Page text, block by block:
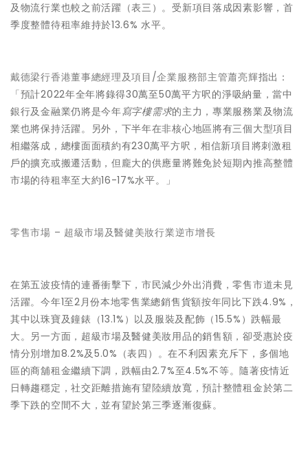
及物流行業也較之前活躍（表三）。受新項目落成因素影響，首
季度整體待租率維持於13.6% 水平。
戴德梁行香港董事總經理及項目/企業服務部主管蕭亮輝指出：
「預計2022年全年將錄得30萬至50萬平方呎的淨吸納量，當中
銀行及金融業仍將是今年寫字樓需求的主力，專業服務業及物流
業也將保持活躍。另外，下半年在非核心地區將有三個大型項目
相繼落成，總樓面面積約有230萬平方呎，相信新項目將刺激租
戶的擴充或搬遷活動，但龐大的供應量將難免於短期內推高整體
市場的待租率至大約16-17%水平。」
零售市場 – 超級市場及醫健美妝行業逆市增長
在第五波疫情的連番衝擊下，市民減少外出消費，零售市道未見
活躍。今年1至2月份本地零售業總銷售貨額按年同比下跌4.9%，
其中以珠寶及鐘錶（13.1%）以及服裝及配飾（15.5%）跌幅最
大。另一方面，超級市場及醫健美妝用品的銷售額，卻受惠於疫
情分別增加8.2%及5.0%（表四）。在不利因素充斥下，多個地
區的商舖租金繼續下調，跌幅由2.7%至4.5%不等。隨著疫情近
日轉趨穩定，社交距離措施有望陸續放寬，預計整體租金於第二
季下跌的空間不大，並有望於第三季逐漸復蘇。